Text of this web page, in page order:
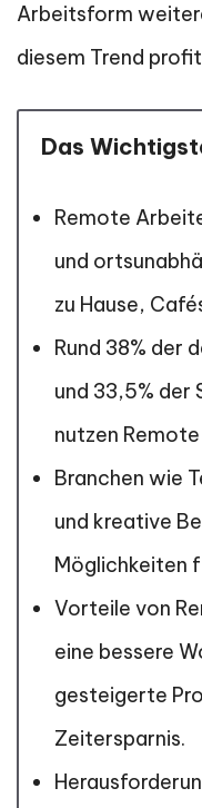
Arbeitsform
diesem Trend
Das
Remote
und
zu Hause,
Rund 38% der
und 33,5% der
nutzen
Branchen wie
und kreative
Möglichkeiten
Vorteile von
eine bessere
gesteigerte
Zeitersparnis.